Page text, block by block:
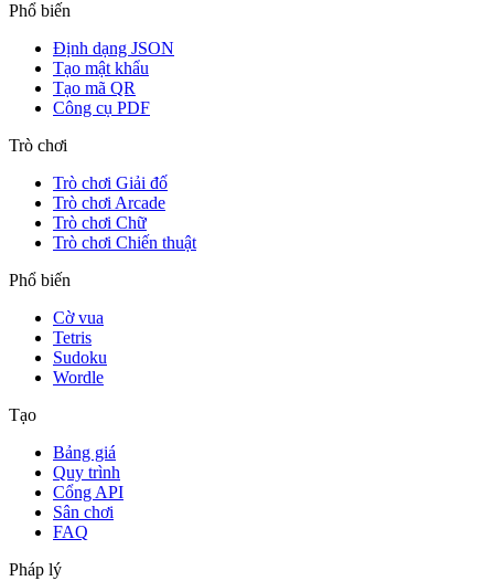
Phổ biến
Định dạng JSON
Tạo mật khẩu
Tạo mã QR
Công cụ PDF
Trò chơi
Trò chơi Giải đố
Trò chơi Arcade
Trò chơi Chữ
Trò chơi Chiến thuật
Phổ biến
Cờ vua
Tetris
Sudoku
Wordle
Tạo
Bảng giá
Quy trình
Cổng API
Sân chơi
FAQ
Pháp lý